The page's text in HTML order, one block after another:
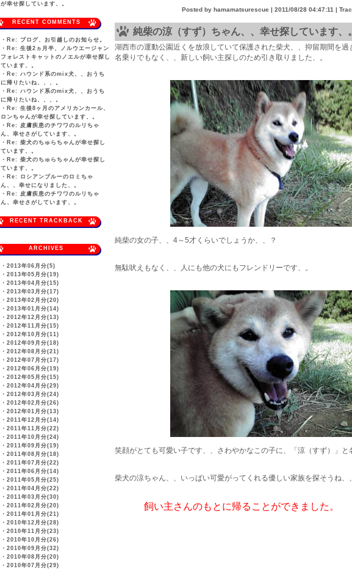
が幸せ探しています、。
RECENT COMMENTS
・ Re: ブログ、お引越しのお知らせ。
・ Re: 生後2ヵ月半、ノルウエージャン
フォレストキャットのノエルが幸せ探し
ています、。
・ Re: ハウンド系のmix犬、、おうち
に帰りたいね、、、。
・ Re: ハウンド系のmix犬、、おうち
に帰りたいね、、、。
・ Re: 生後8ヶ月のアメリカンカール、
ロンちゃんが幸せ探しています、。
・ Re: 皮膚疾患のチワワのルリちゃ
ん、幸せさがしています、。
・ Re: 柴犬のちゅらちゃんが幸せ探し
ています、。
・ Re: 柴犬のちゅらちゃんが幸せ探し
ています、。
・ Re: ロシアンブルーのロミちゃ
ん、、幸せになりました、。
・ Re: 皮膚疾患のチワワのルリちゃ
ん、幸せさがしています、。
RECENT TRACKBACK
ARCHIVES
・ 2013年06月分(5)
・ 2013年05月分(19)
・ 2013年04月分(15)
・ 2013年03月分(17)
・ 2013年02月分(20)
・ 2013年01月分(14)
・ 2012年12月分(13)
・ 2012年11月分(15)
・ 2012年10月分(11)
・ 2012年09月分(18)
・ 2012年08月分(21)
・ 2012年07月分(17)
・ 2012年06月分(19)
・ 2012年05月分(15)
・ 2012年04月分(29)
・ 2012年03月分(24)
・ 2012年02月分(26)
・ 2012年01月分(13)
・ 2011年12月分(14)
・ 2011年11月分(22)
・ 2011年10月分(24)
・ 2011年09月分(19)
・ 2011年08月分(18)
・ 2011年07月分(22)
・ 2011年06月分(14)
・ 2011年05月分(25)
・ 2011年04月分(22)
・ 2011年03月分(30)
・ 2011年02月分(20)
・ 2011年01月分(21)
・ 2010年12月分(28)
・ 2010年11月分(23)
・ 2010年10月分(26)
・ 2010年09月分(32)
・ 2010年08月分(20)
・ 2010年07月分(29)
Posted by hamamatsurescue | 2011/08/28 04:47:11 |
純柴の涼（すず）ちゃん、、幸せ探しています、
湖西市の運動公園近くを放浪していて保護された柴犬、、抑留期間を過
名乗りでもなく、、新しい飼い主探しのため引き取りました、。
純柴の女の子、、4～5才くらいでしょうか、、？
無駄吠えもなく、、人にも他の犬にもフレンドリーです、。
笑顔がとても可愛い子です、、さわやかなこの子に、「涼（すず）」と
柴犬の涼ちゃん、、いっぱい可愛がってくれる優しい家族を探そうね、
飼い主さんのもとに帰ることができました。